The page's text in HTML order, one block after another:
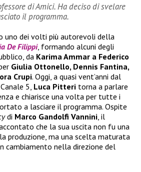
di Amici. Ha deciso di svelare
il programma.
uno dei volti più autorevoli della
De Filippi, formando alcuni degli
da Karima Ammar a Federico
Giulia Ottonello, Dennis Fantina,
Crupi. Oggi, a quasi vent’anni dal
5, Luca Pitteri torna a parlare
e chiarisce una volta per tutte i
a lasciare il programma. Ospite
di Marco Gandolfi Vannini , il
che la sua uscita non fu una
produzione, ma una scelta maturata
cambiamento nella direzione del